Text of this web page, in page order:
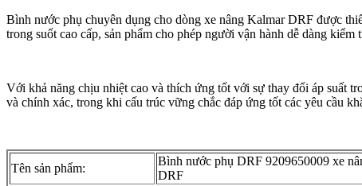
Bình nước phụ chuyên dụng cho dòng xe nâng Kalmar DRF được
trong suốt cao cấp, sản phẩm cho phép người vận hành dễ dàng
Với khả năng chịu nhiệt cao và thích ứng tốt với sự thay đổi áp suất
và chính xác, trong khi cấu trúc vững chắc đáp ứng tốt các yêu cầu
Tên sản phẩm:
Bình nước phụ DRF 9209650009 xe
DRF